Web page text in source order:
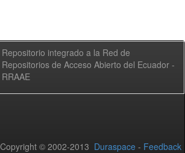
Repositorio integrado a la Red de
Repositorios de Acceso Abierto del Ecuador -
RRAAE
Copyright © 2002-2013 Duraspace - Feedback